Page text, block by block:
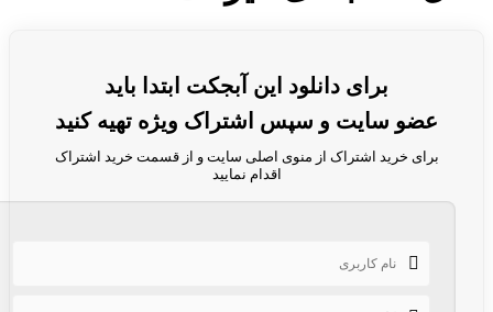
برای دانلود این آبجکت ابتدا باید
عضو سایت و سپس اشتراک ویژه تهیه کنید
برای خرید اشتراک از منوی اصلی سایت و از قسمت خرید اشتراک
اقدام نمایید